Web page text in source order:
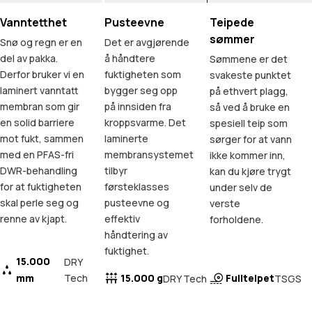
Vanntetthet
Snø og regn er en
del av pakka.
Derfor bruker vi en
laminert vanntatt
membran som gir
en solid barriere
mot fukt, sammen
med en PFAS-fri
DWR-behandling
for at fuktigheten
skal perle seg og
renne av kjapt.
15.000
mm
DRY
Tech
Pusteevne
Det er avgjørende
å håndtere
fuktigheten som
bygger seg opp
på innsiden fra
kroppsvarme. Det
laminerte
membransystemet
tilbyr
førsteklasses
pusteevne og
effektiv
håndtering av
fuktighet.
15.000 gDRY Tech
Teipede
sømmer
Sømmene er det
svakeste punktet
på ethvert plagg,
så ved å bruke en
spesiell teip som
sørger for at vann
ikke kommer inn,
kan du kjøre trygt
under selv de
verste
forholdene.
FullteipetTSGS